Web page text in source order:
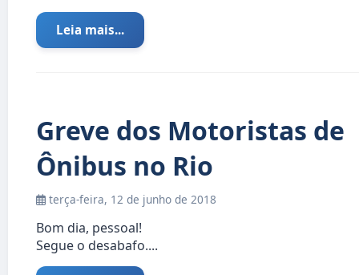
Leia mais...
Greve dos Motoristas de
Ônibus no Rio
terça-feira, 12 de junho de 2018
Bom dia, pessoal!
Segue o desabafo....